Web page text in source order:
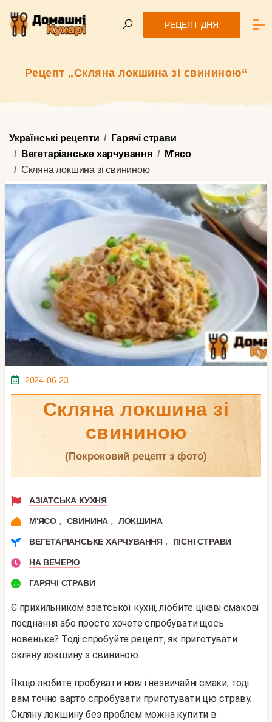
РЕЦЕПТ ДНЯ
Рецепт „Скляна локшина зі свининою“
Українські рецепти
Гарячі страви
Вегетаріанське харчування
М'ясо
Скляна локшина зі свининою
2024-06-23
Скляна локшина зі
свининою
(покроковий рецепт з фото)
АЗІАТСЬКА КУХНЯ
М'ЯСО , СВИНИНА , ЛОКШИНА
ВЕГЕТАРІАНСЬКЕ ХАРЧУВАННЯ , ПІСНІ СТРАВИ
НА ВЕЧЕРЮ
ГАРЯЧІ СТРАВИ
Є прихильником азіатської кухні, любите цікаві смакові
поєднання або просто хочете спробувати щось
новеньке? Тоді спробуйте рецепт, як приготувати
скляну локшину з свининою.
Якщо любите пробувати нові і незвичайні смаки, тоді
вам точно варто спробувати приготувати цю страву.
Скляну локшину без проблем можна купити в